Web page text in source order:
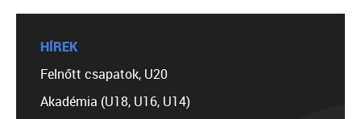
HÍREK
Felnőtt csapatok, U20
Akadémia (U18, U16, U14)